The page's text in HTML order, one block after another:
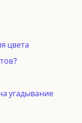
цвета
угадывание